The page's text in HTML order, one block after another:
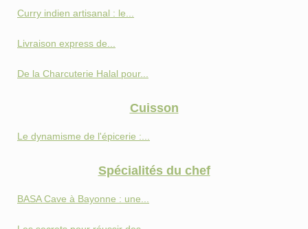
Curry indien artisanal : le...
Livraison express de...
De la Charcuterie Halal pour...
Cuisson
Le dynamisme de l'épicerie :...
Spécialités du chef
BASA Cave à Bayonne : une...